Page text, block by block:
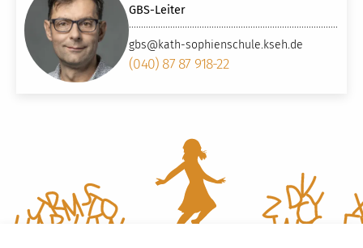
GBS-Leiter
gbs@kath-sophienschule.kseh.de
(040) 87 87 918-22